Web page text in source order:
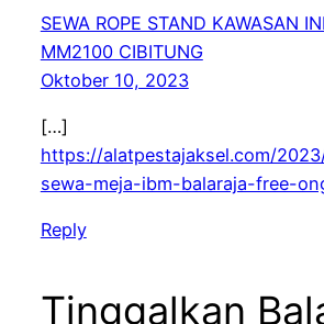
SEWA ROPE STAND KAWASAN
MM2100 CIBITUNG
Oktober 10, 2023
[…]
https://alatpestajaksel.com/
sewa-meja-ibm-balaraja-free-
Reply
Tinggalkan